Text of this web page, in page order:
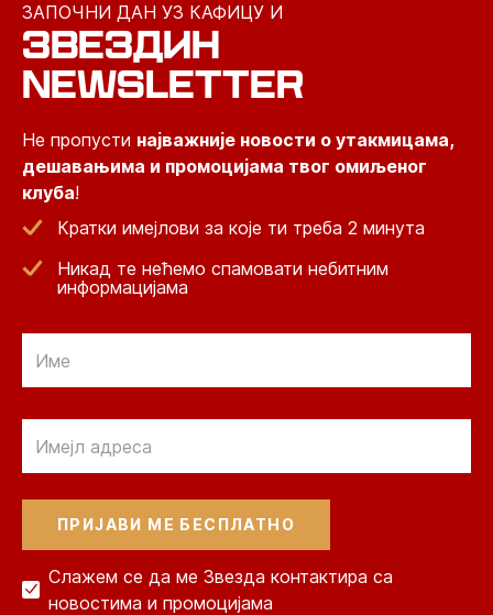
ЗАПОЧНИ ДАН УЗ КАФИЦУ И
ЗВЕЗДИН
NEWSLETTER
Не пропусти најважније новости о утакмицама,
дешавањима и промоцијама твог омиљеног
клуба!
Кратки имејлови за које ти треба 2 минута
Никад те нећемо спамовати небитним
информацијама
Слажем се да ме Звезда контактира са
новостима и промоцијама